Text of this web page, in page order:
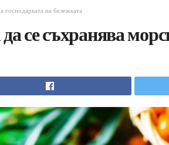
господарката на бележката
се съхранява